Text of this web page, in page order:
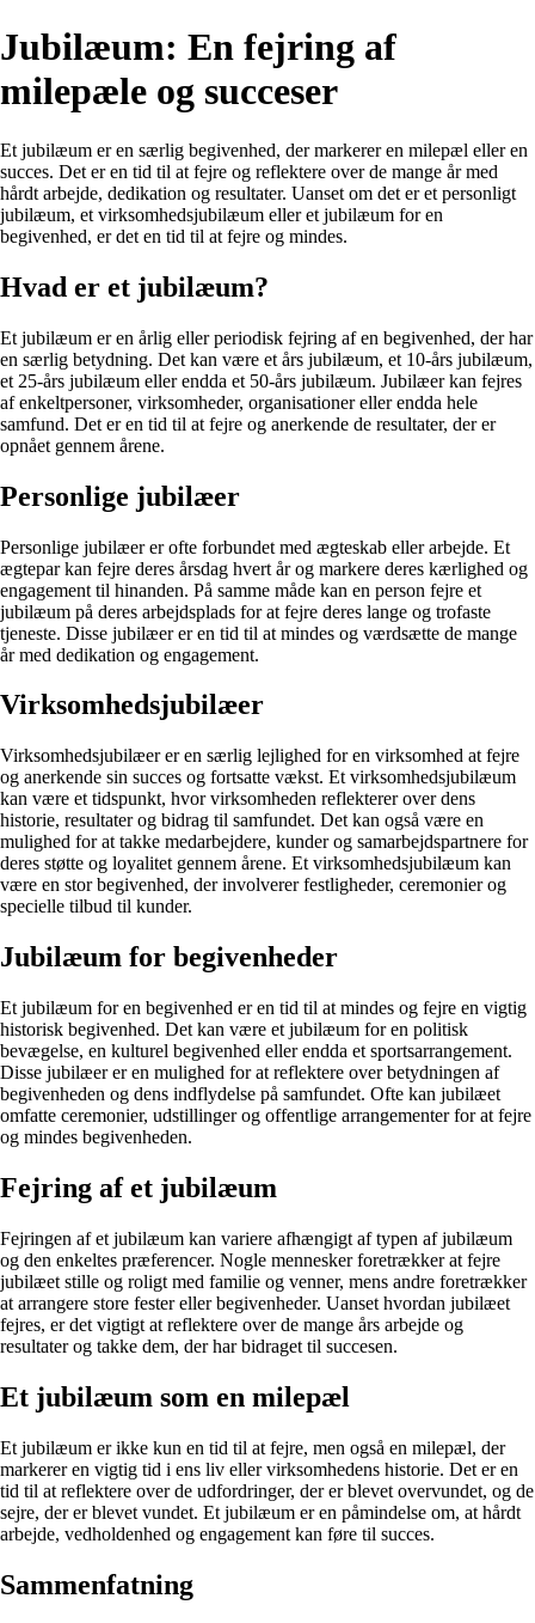
Jubilæum: En fejring af
milepæle og succeser
Et jubilæum er en særlig begivenhed, der markerer en milepæl eller en
succes. Det er en tid til at fejre og reflektere over de mange år med
hårdt arbejde, dedikation og resultater. Uanset om det er et personligt
jubilæum, et virksomhedsjubilæum eller et jubilæum for en
begivenhed, er det en tid til at fejre og mindes.
Hvad er et jubilæum?
Et jubilæum er en årlig eller periodisk fejring af en begivenhed, der har
en særlig betydning. Det kan være et års jubilæum, et 10-års jubilæum,
et 25-års jubilæum eller endda et 50-års jubilæum. Jubilæer kan fejres
af enkeltpersoner, virksomheder, organisationer eller endda hele
samfund. Det er en tid til at fejre og anerkende de resultater, der er
opnået gennem årene.
Personlige jubilæer
Personlige jubilæer er ofte forbundet med ægteskab eller arbejde. Et
ægtepar kan fejre deres årsdag hvert år og markere deres kærlighed og
engagement til hinanden. På samme måde kan en person fejre et
jubilæum på deres arbejdsplads for at fejre deres lange og trofaste
tjeneste. Disse jubilæer er en tid til at mindes og værdsætte de mange
år med dedikation og engagement.
Virksomhedsjubilæer
Virksomhedsjubilæer er en særlig lejlighed for en virksomhed at fejre
og anerkende sin succes og fortsatte vækst. Et virksomhedsjubilæum
kan være et tidspunkt, hvor virksomheden reflekterer over dens
historie, resultater og bidrag til samfundet. Det kan også være en
mulighed for at takke medarbejdere, kunder og samarbejdspartnere for
deres støtte og loyalitet gennem årene. Et virksomhedsjubilæum kan
være en stor begivenhed, der involverer festligheder, ceremonier og
specielle tilbud til kunder.
Jubilæum for begivenheder
Et jubilæum for en begivenhed er en tid til at mindes og fejre en vigtig
historisk begivenhed. Det kan være et jubilæum for en politisk
bevægelse, en kulturel begivenhed eller endda et sportsarrangement.
Disse jubilæer er en mulighed for at reflektere over betydningen af
begivenheden og dens indflydelse på samfundet. Ofte kan jubilæet
omfatte ceremonier, udstillinger og offentlige arrangementer for at fejre
og mindes begivenheden.
Fejring af et jubilæum
Fejringen af et jubilæum kan variere afhængigt af typen af jubilæum
og den enkeltes præferencer. Nogle mennesker foretrækker at fejre
jubilæet stille og roligt med familie og venner, mens andre foretrækker
at arrangere store fester eller begivenheder. Uanset hvordan jubilæet
fejres, er det vigtigt at reflektere over de mange års arbejde og
resultater og takke dem, der har bidraget til succesen.
Et jubilæum som en milepæl
Et jubilæum er ikke kun en tid til at fejre, men også en milepæl, der
markerer en vigtig tid i ens liv eller virksomhedens historie. Det er en
tid til at reflektere over de udfordringer, der er blevet overvundet, og de
sejre, der er blevet vundet. Et jubilæum er en påmindelse om, at hårdt
arbejde, vedholdenhed og engagement kan føre til succes.
Sammenfatning